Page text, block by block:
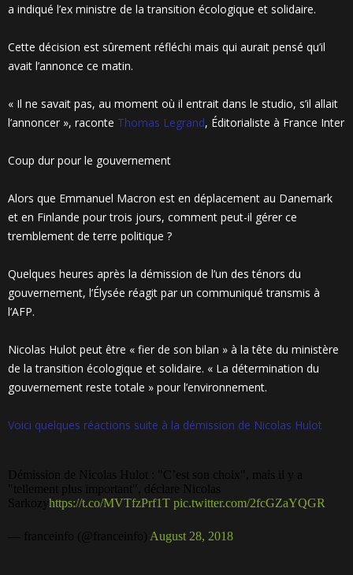
a indiqué l’ex ministre de la transition écologique et solidaire.
Cette décision est sûrement réfléchi mais qui aurait pensé qu’il
avait l’annonce ce matin.
« Il ne savait pas, au moment où il entrait dans le studio, s’il allait
l’annoncer », raconte Thomas Legrand, Éditorialiste à France Inter
Coup dur pour le gouvernement
Alors que Emmanuel Macron est en déplacement au Danemark
et en Finlande pour trois jours, comment peut-il gérer ce
tremblement de terre politique ?
Quelques heures après la démission de l’un des ténors du
gouvernement, l’Élysée réagit par un communiqué transmis à
l’AFP.
Nicolas Hulot peut être « fier de son bilan » à la tête du ministère
de la transition écologique et solidaire. « La détermination du
gouvernement reste totale » pour l’environnement.
Voici quelques réactions suite à la démission de Nicolas Hulot
Démission de Nicolas Hulot : "C’est son choix", mais il y a
"tellement plus important", déclare Nicolas
Sarkozyhttps://t.co/MVTfzPrf1T pic.twitter.com/2fcGZaYQGR
— franceinfo (@franceinfo) August 28, 2018